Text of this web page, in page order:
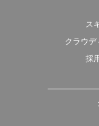
ス
クラウデ
採